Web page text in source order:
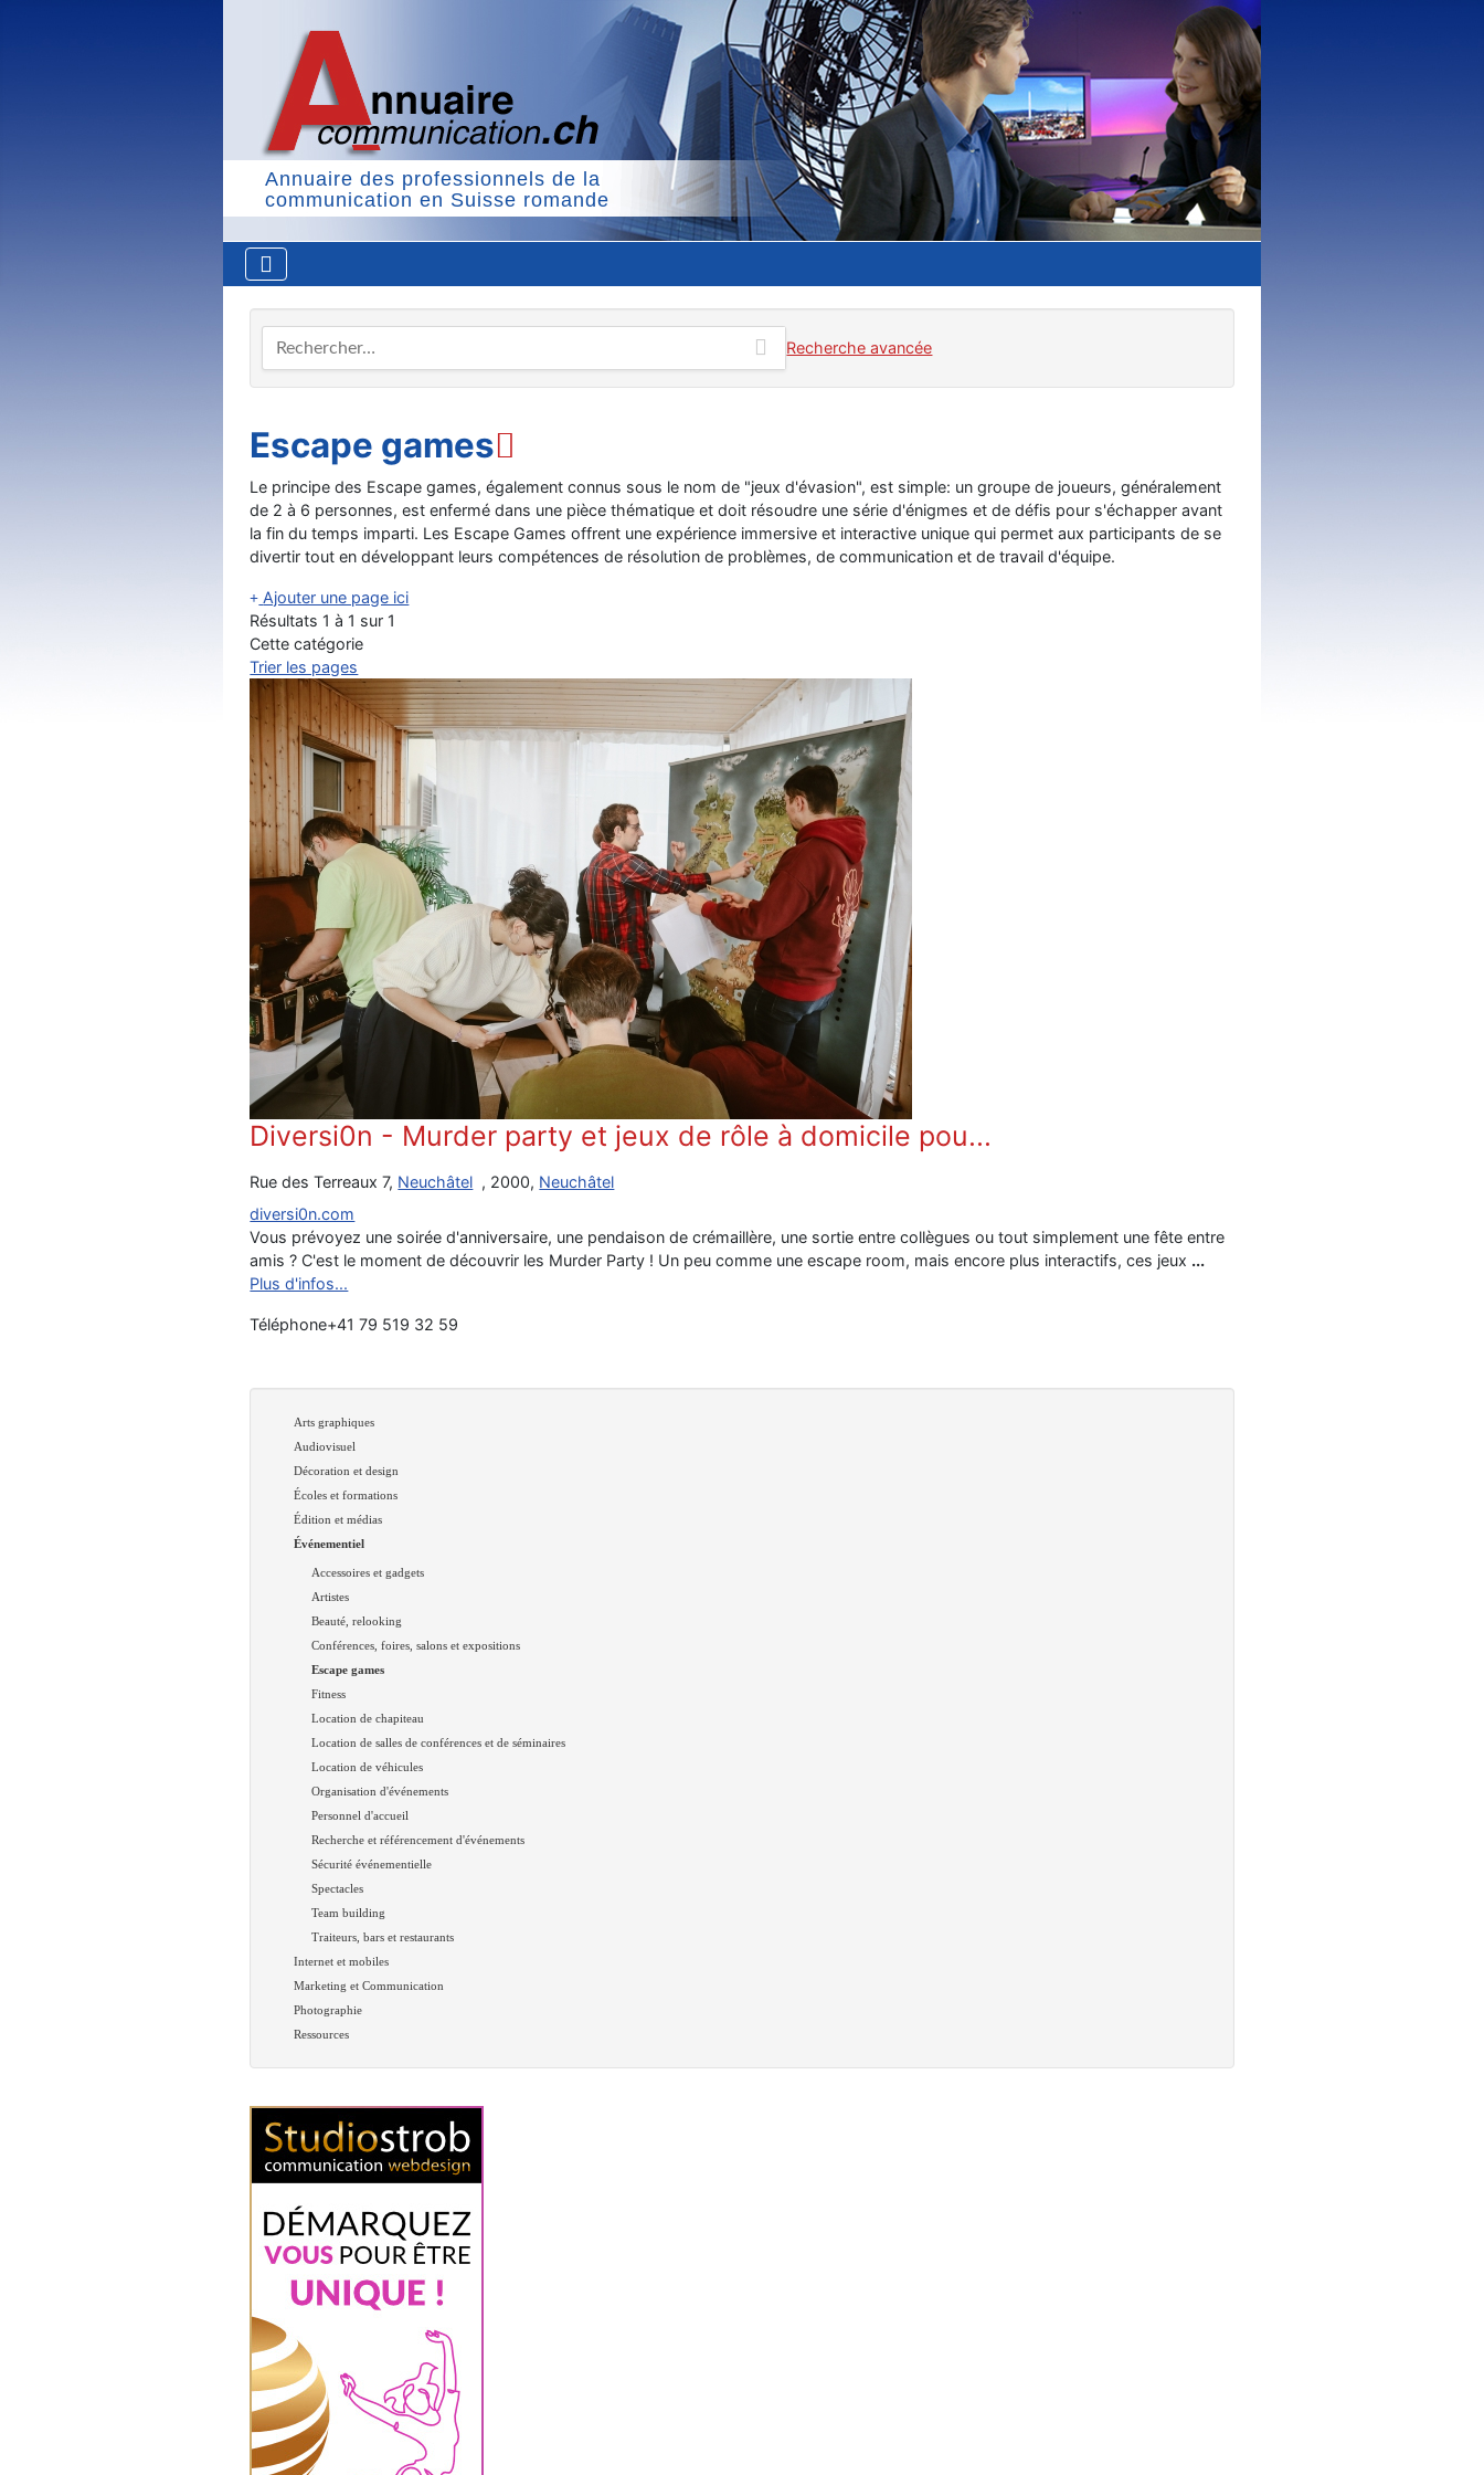
Annuaire des professionnels de la
communication en Suisse romande
Recherche avancée
Escape games
Le principe des Escape games, également connus sous le nom de "jeux d'évasion", est simple: un groupe de joueurs, généralement
de 2 à 6 personnes, est enfermé dans une pièce thématique et doit résoudre une série d'énigmes et de défis pour s'échapper avant
la fin du temps imparti. Les Escape Games offrent une expérience immersive et interactive unique qui permet aux participants de se
divertir tout en développant leurs compétences de résolution de problèmes, de communication et de travail d'équipe.
Ajouter une page ici
Résultats 1 à 1 sur 1
Cette catégorie
Trier les pages
Diversi0n - Murder party et jeux de rôle à domicile pou...
Rue des Terreaux 7, Neuchâtel , 2000, Neuchâtel
diversi0n.com
Vous prévoyez une soirée d'anniversaire, une pendaison de crémaillère, une sortie entre collègues ou tout simplement une fête entre
amis ? C'est le moment de découvrir les Murder Party ! Un peu comme une escape room, mais encore plus interactifs, ces jeux ...
Plus d'infos...
Téléphone+41 79 519 32 59
Arts graphiques
Audiovisuel
Décoration et design
Écoles et formations
Édition et médias
Événementiel
Accessoires et gadgets
Artistes
Beauté, relooking
Conférences, foires, salons et expositions
Escape games
Fitness
Location de chapiteau
Location de salles de conférences et de séminaires
Location de véhicules
Organisation d'événements
Personnel d'accueil
Recherche et référencement d'événements
Sécurité événementielle
Spectacles
Team building
Traiteurs, bars et restaurants
Internet et mobiles
Marketing et Communication
Photographie
Ressources